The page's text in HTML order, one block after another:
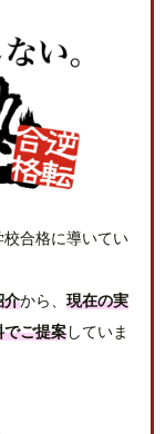
合格に導いてい
介から、 現在の実
でご提案していま